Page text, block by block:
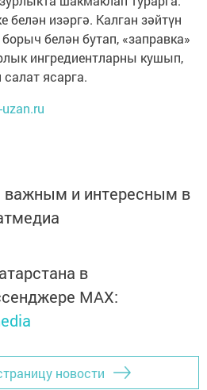
изәргә. Калган зәйтүн
белән бутап, «заправка»
ингредиентларны кушып,
салат ясарга.
и интересным в
в
MАХ:
новости